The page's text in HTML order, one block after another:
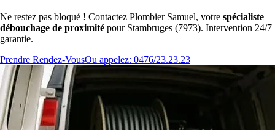
Ne restez pas bloqué ! Contactez Plombier Samuel, votre spécialiste
débouchage de proximité pour Stambruges (7973). Intervention 24/7
garantie.
Prendre Rendez-VousOu appelez: 0476/23.23.23